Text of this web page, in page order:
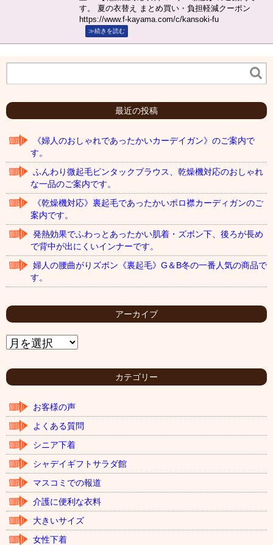
す。 夏の衣替え まとめ買い・負担軽減クーポン
https://www.f-kayama.com/c/kansoki-fu
≫続きを読む
最近の投稿
《婦人のおしゃれであったかいカーデイガン》のご案内で
す。
ふんわり微起毛ピンタックブラウス、乾燥機対応のおしゃれ
な一品のご案内です。
《乾燥機対応》裏起毛であったかいポロ襟カーディガンのご
案内です。
発熱効果でふわっとあったかい肌着・ズボン下、後ろが長め
で背中が出にくいインナーです。
婦人の腰曲がりズボン《裏起毛》G＆B冬の一番人気の商品で
す。
アーカイブ
ア
ー
イ
ブ
カテゴリー
お客様の声
よくある質問
シニア下着
シャデイギフトサラダ館
マスコミでの報道
介護に便利な衣料
大きいサイズ
女性下着